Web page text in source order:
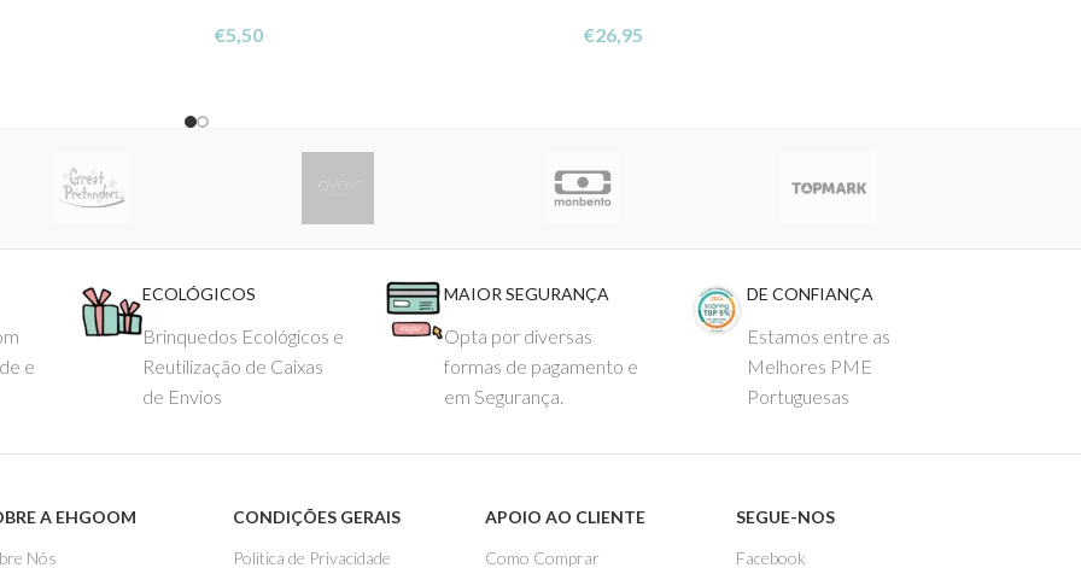
€5,50 €26,95
e
ECOLÓGICOS
Brinquedos Ecológicos e
Reutilização de Caixas
de Envios
MAIOR SEGURANÇA
Opta por diversas
formas de pagamento e
em Segurança.
DE CONFIANÇA
Estamos entre as
Melhores PME
Portuguesas
A EHGOOM
Nós
CONDIÇÕES GERAIS
Politica de Privacidade
APOIO AO CLIENTE
Como Comprar
SEGUE-NOS
Facebook